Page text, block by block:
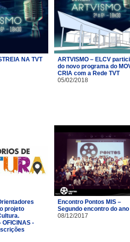
NA TVT
ARTVISMO – ELCV
do novo programa do
CRIA com a Rede TVT
05/02/2018
projeto
OFICINAS -
Encontro Pontos MIS –
Segundo encontro do ano
08/12/2017